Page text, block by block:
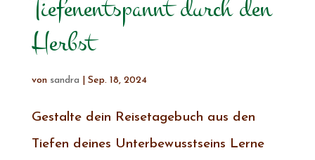
Tiefenentspannt durch den
Herbst
von sandra Sep. 18, 2024
Gestalte dein Reisetagebuch aus den
Tiefen deines Unterbewusstseins Lerne